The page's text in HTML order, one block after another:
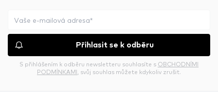
Přihlasit se k odběru
S přihlášením k odběru newsletteru souhlasíte s OBCHODNÍMI
PODMÍNKAMI , svůj souhlas můžete kdykoliv zrušit.